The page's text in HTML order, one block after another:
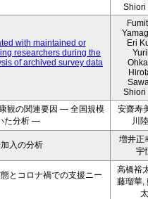
Shiori
with maintained or
researchers during the
of archived survey data
Eri
Shiori
観の関連要因 ― 全国規模
た分析 ―
安齋寿
川
入の分析
増井正
宇
とコロナ禍での支援ニー
高橋裕
藤瑠華,
太